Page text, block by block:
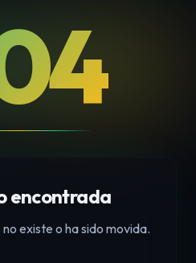
encontrada
existe o ha sido movida.